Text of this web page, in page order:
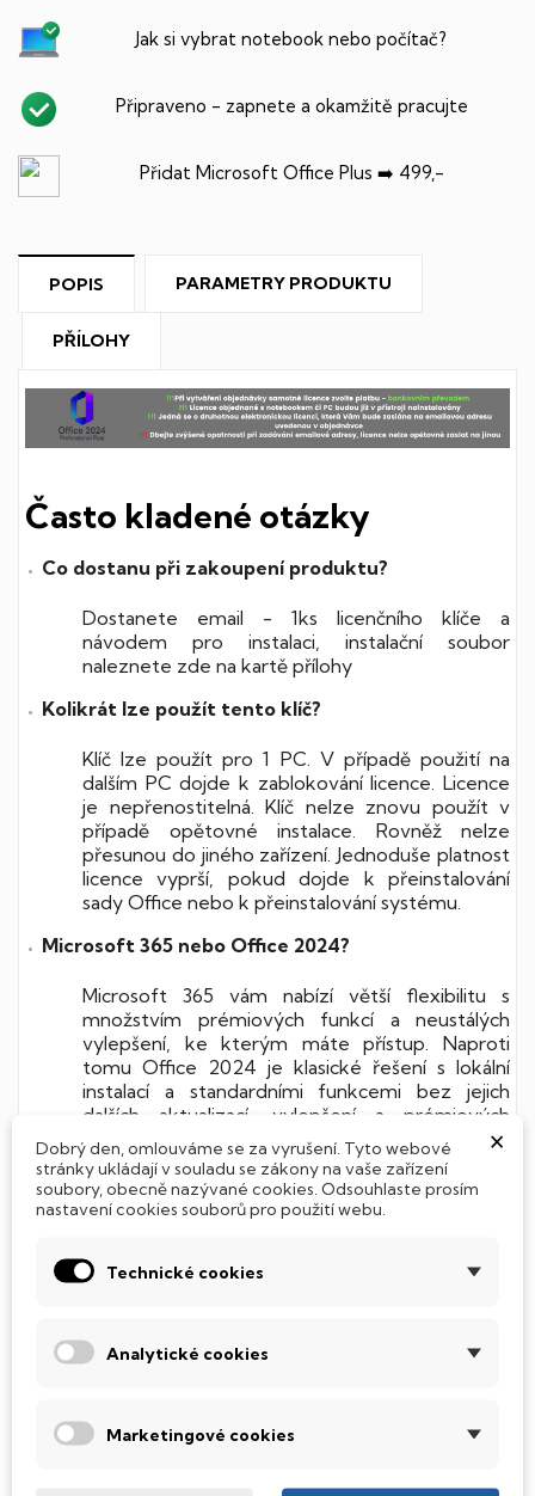
Jak si vybrat notebook nebo počítač?
Připraveno - zapnete a okamžitě pracujte
Přidat Microsoft Office Plus ➡️ 499,-
POPIS PARAMETRY PRODUKTU
PŘÍLOHY
Často kladené otázky
Co dostanu při zakoupení produktu?
Dostanete email - 1ks licenčního klíče a
návodem pro instalaci, instalační soubor
naleznete zde na kartě přílohy
Kolikrát lze použít tento klíč?
Klíč lze použít pro 1 PC. V případě použití na
dalším PC dojde k zablokování licence. Licence
je nepřenostitelná. Klíč nelze znovu použít v
případě opětovné instalace. Rovněž nelze
přesunou do jiného zařízení. Jednoduše platnost
licence vyprší, pokud dojde k přeinstalování
sady Office nebo k přeinstalování systému.
Microsoft 365 nebo Office 2024?
Microsoft 365 vám nabízí větší flexibilitu s
množstvím prémiových funkcí a neustálých
vylepšení, ke kterým máte přístup. Naproti
tomu Office 2024 je klasické řešení s lokální
instalací a standardními funkcemi bez jejich
dalších aktualizací, vylepšení a prémiových
funkcí, které jsou k dispozici v cloudu Microsoft
365. Pokud nejste připraveni na přechod ke
cloudovému řešení s předplatným Office
Microsoft 365, nebo nechcete využívat toto
klasická sada Microsoft Office 2024 pro
domácnosti a podnikatele, která je určena pro
Multijazyčná verze. Všechny evropské jazyky
všetně CZ/SK, vše nastavíte později v samotné
×
Dobrý den, omlouváme se za vyrušení. Tyto webové
stránky ukládají v souladu se zákony na vaše zařízení
soubory, obecně nazývané cookies. Odsouhlaste prosím
nastavení cookies souborů pro použití webu.
Technické cookies
Analytické cookies
Marketingové cookies